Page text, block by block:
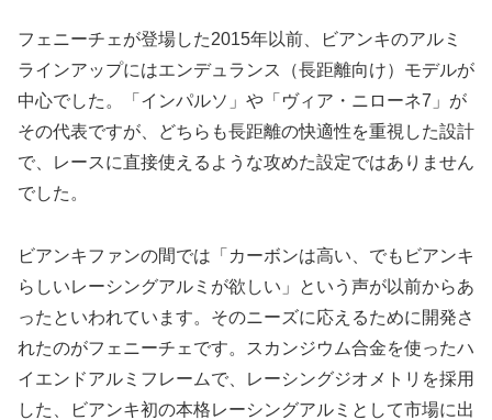
フェニーチェが登場した2015年以前、ビアンキのアルミ
ラインアップにはエンデュランス（長距離向け）モデルが
中心でした。「インパルソ」や「ヴィア・ニローネ7」が
その代表ですが、どちらも長距離の快適性を重視した設計
で、レースに直接使えるような攻めた設定ではありません
でした。
ビアンキファンの間では「カーボンは高い、でもビアンキ
らしいレーシングアルミが欲しい」という声が以前からあ
ったといわれています。そのニーズに応えるために開発さ
れたのがフェニーチェです。スカンジウム合金を使ったハ
イエンドアルミフレームで、レーシングジオメトリを採用
した、ビアンキ初の本格レーシングアルミとして市場に出